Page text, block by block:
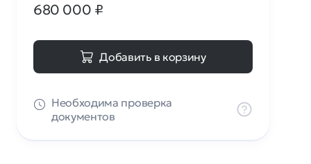
680 000 ₽
Добавить в корзину
Необходима проверка
документов